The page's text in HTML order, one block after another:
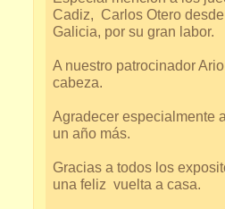
Cadiz, Carlos Otero
Galicia, por su gran labor.
A nuestro patrocinador
cabeza.
Agradecer especialmente
un año más.
Gracias a todos los
una feliz vuelta a casa.